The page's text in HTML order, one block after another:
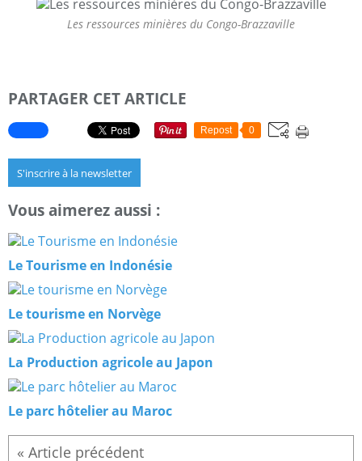
Les ressources minières du Congo-Brazzaville
PARTAGER CET ARTICLE
Repost 0
S'inscrire à la newsletter
Vous aimerez aussi :
Le Tourisme en Indonésie
Le tourisme en Norvège
La Production agricole au Japon
Le parc hôtelier au Maroc